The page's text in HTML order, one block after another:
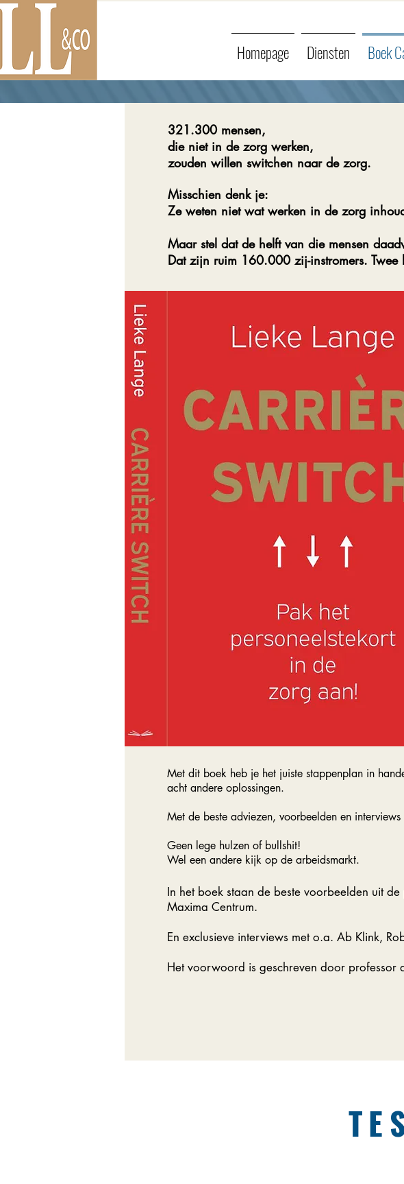
Homepage Diensten Boek
321.300 mensen,
die niet in de zorg werken,
zouden willen switchen naar de zorg.
Misschien denk je:
Ze weten niet wat werken in de zorg
Maar stel dat de helft van die mensen
Dat zijn ruim 160.000 zij-instromers. Twee
Met dit boek heb je het juiste stappenplan in
acht andere oplossingen.
Met de beste adviezen, voorbeelden en
Geen lege hulzen of bullshit!
Wel een andere kijk op de arbeidsmarkt.
In het boek staan de beste voorbeelden uit
Maxima Centrum.
En exclusieve interviews met o.a. Ab Klink,
Het voorwoord is geschreven door professor